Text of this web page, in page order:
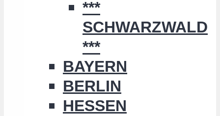
***
SCHWARZWALD
***
BAYERN
BERLIN
HESSEN